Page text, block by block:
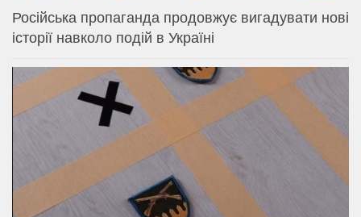
Російська пропаганда продовжує вигадувати нові
історії навколо подій в Україні